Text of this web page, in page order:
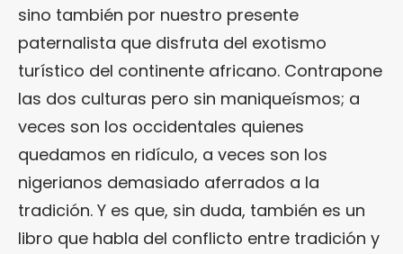
sino también por nuestro presente
paternalista que disfruta del exotismo
turístico del continente africano. Contrapone
las dos culturas pero sin maniqueísmos; a
veces son los occidentales quienes
quedamos en ridículo, a veces son los
nigerianos demasiado aferrados a la
tradición. Y es que, sin duda, también es un
libro que habla del conflicto entre tradición y